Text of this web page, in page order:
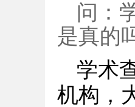
问：
是真的
学术
机构，